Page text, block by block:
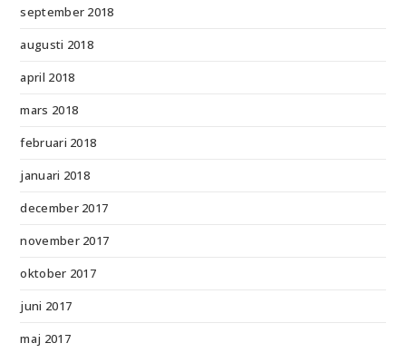
september 2018
augusti 2018
april 2018
mars 2018
februari 2018
januari 2018
december 2017
november 2017
oktober 2017
juni 2017
maj 2017